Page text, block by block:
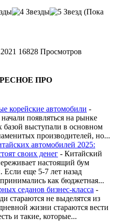
(Пока
16828 Просмотров
ПРО
корейские автомобили -
появляться на рынке
базой выступали в основном
производителей, но...
автомобилей 2025:
своих денег - Китайский
настоящий бум
Если еще 5-7 лет назад
как бюджетная...
седанов бизнес-класса -
стараются не выделятся из
жизни стараются вести
и такие, которые...